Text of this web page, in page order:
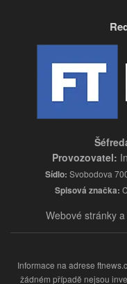
Provozovatel:
Sídlo: Svobodova
Spisová značka:
Webové stránky
Informace na adrese
žádném případě nejsou